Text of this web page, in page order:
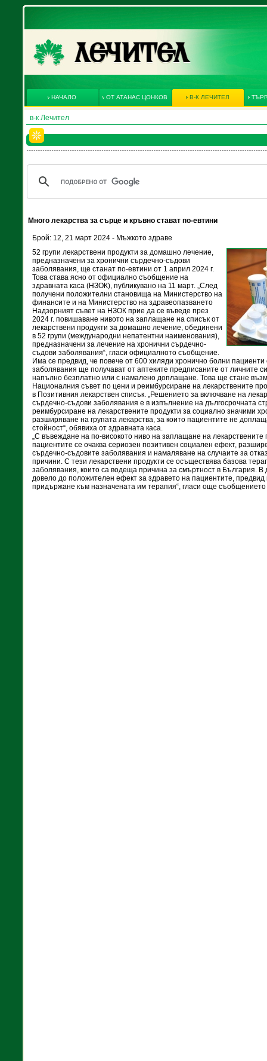
НАЧАЛО ОТ АТАНАС ЦОНКОВ В-К ЛЕЧИТЕЛ
в-к Лечител
Много лекарства за сърце и кръвно стават по-евтини
Брой: 12, 21 март 2024 - Мъжкото здраве
52 групи лекарствени продукти за домашно лечение,
предназначени за хронични сърдечно-съдови
заболявания, ще станат по-евтини от 1 април 2024 г.
Това става ясно от официално съобщение на
здравната каса (НЗОК), публикувано на 11 март. „След
получени положителни становища на Министерство на
финансите и на Министерство на здравеопазването
Надзорният съвет на НЗОК прие да се въведе през
2024 г. повишаване нивото на заплащане на списък от
лекарствени продукти за домашно лечение, обединени
в 52 групи (международни непатентни наименования),
предназначени за лечение на хронични сърдечно-
съдови заболявания“, гласи официалното съобщение.
Има се предвид, че повече от 600 хиляди хронично болни
заболявания ще получават от аптеките предписаните от личните
напълно безплатно или с намалено доплащане. Това ще стане
Националния съвет по цени и реимбурсиране на лекарствените
в Позитивния лекарствен списък. „Решението за включване на
сърдечно-съдови заболявания е в изпълнение на дългосрочната
реимбурсиране на лекарствените продукти за социално значими
разширяване на групата лекарства, за които пациентите не
стойност“, обявиха от здравната каса.
„С въвеждане на по-високото ниво на заплащане на лекарствените
пациентите се очаква сериозен позитивен социален ефект,
сърдечно-съдовите заболявания и намаляване на случаите за
причини. С тези лекарствени продукти се осъществява базова
заболявания, които са водеща причина за смъртност в България. В
довело до положителен ефект за здравето на пациентите,
придържане към назначената им терапия“, гласи още